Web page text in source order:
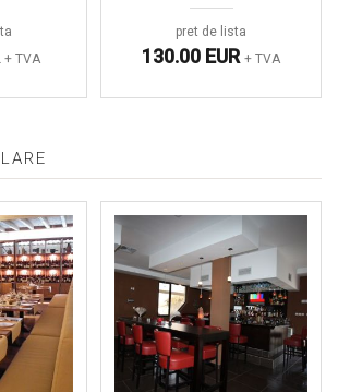
+ TVA
pret de lista
130.00 EUR + TVA